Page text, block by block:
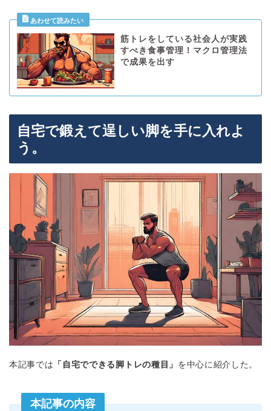
筋トレをしている社会人が実践
すべき食事管理！マクロ管理法
で成果を出す
自宅で鍛えて逞しい脚を手に入れよ
う。
本記事では 「自宅でできる脚トレの種目」 を中心に紹介した。
本記事の内容